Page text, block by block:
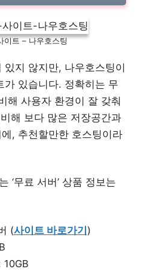
이트 – 나우호스팅
지 않지만, 나우호스팅이
가 있습니다. 정확히는 무
해 사용자 환경이 잘 갖춰
해 보다 많은 저장공간과
, 추천할만한 호스팅이라
‘무료 서버’ 상품 정보는
(사이트 바로가기 )
10GB